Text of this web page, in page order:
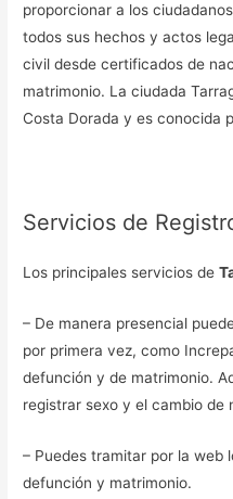
proporcionar a los
todos sus hechos y actos
civil desde certificados de
matrimonio. La ciudada
Costa Dorada y es conocida
Servicios de
Los principales servicios de
– De manera presencial
por primera vez, como
defunción y de matrimonio.
registrar sexo y el cambio de
– Puedes tramitar por la web
defunción y matrimonio.